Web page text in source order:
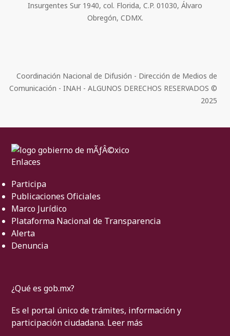
Insurgentes Sur 1940, col. Florida, C.P. 01030, Álvaro
Obregón, CDMX.
Coordinación Nacional de Difusión - Dirección de Medios de
Comunicación - INAH - ALGUNOS DERECHOS RESERVADOS ©
2025
Enlaces
Participa
Publicaciones Oficiales
Marco Jurídico
Plataforma Nacional de Transparencia
Alerta
Denuncia
¿Qué es gob.mx?
Es el portal único de trámites, información y
participación ciudadana. Leer más